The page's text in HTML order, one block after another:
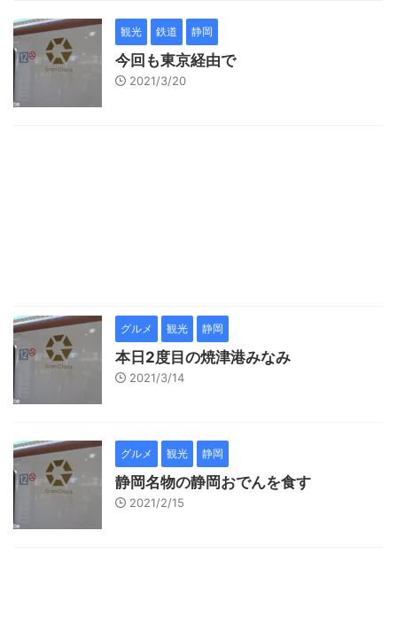
観光 鉄道 静岡
今回も東京経由で
2021/3/20
グルメ 観光 静岡
本日2度目の焼津港みなみ
2021/3/14
グルメ 観光 静岡
静岡名物の静岡おでんを食す
2021/2/15